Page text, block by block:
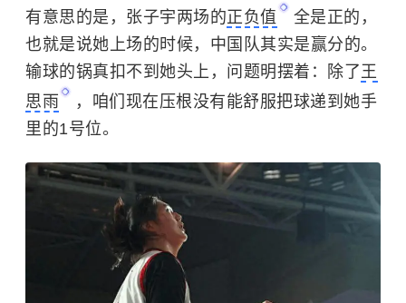
有意思的是，张子宇两场的正负值
全是正的，
也就是说她上场的时候，中国队其实是赢分的。
输球的锅真扣不到她头上，问题明摆着：除了王
思雨
，咱们现在压根没有能舒服把球递到她手
里的1号位。